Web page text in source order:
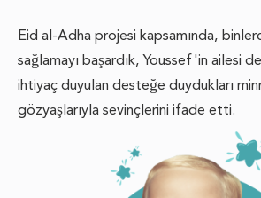
Eid al-Adha projesi kapsamında,
sağlamayı başardık, Youssef'in ailesi
ihtiyaç duyulan desteğe duydukları
gözyaşlarıyla sevinçlerini ifade etti.